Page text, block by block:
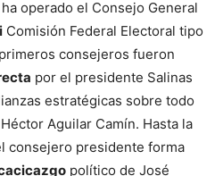
operado el Consejo General
Comisión Federal Electoral tipo
consejeros fueron
por el presidente Salinas
estratégicas sobre todo
Aguilar Camín. Hasta la
consejero presidente forma
político de José